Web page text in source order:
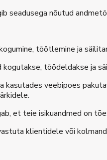
seadusega nõutud
töötlemine ja
kogutakse, töödeldakse ja
kasutades veebipoes
et teie isikuandmed on
klientidele või